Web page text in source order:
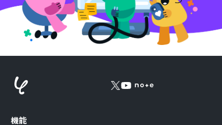
機能